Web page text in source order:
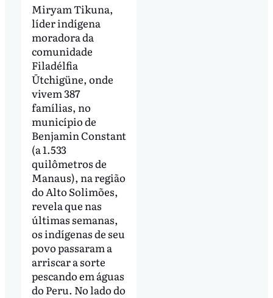
Miryam Tikuna,
líder indígena
moradora da
comunidade
Filadélfia
Ūtchigüne, onde
vivem 387
famílias, no
município de
Benjamin Constant
(a 1.533
quilômetros de
Manaus), na região
do Alto Solimões,
revela que nas
últimas semanas,
os indígenas de seu
povo passaram a
arriscar a sorte
pescando em águas
do Peru. No lado do